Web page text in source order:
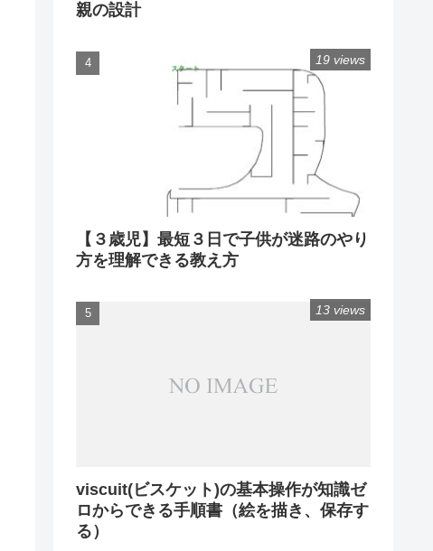
親の設計
【３歳児】最短３日で子供が迷路のやり
方を理解できる教え方
19 views
viscuit(ビスケット)の基本操作が知識ゼ
ロからできる手順書（絵を描き、保存す
る）
13 views